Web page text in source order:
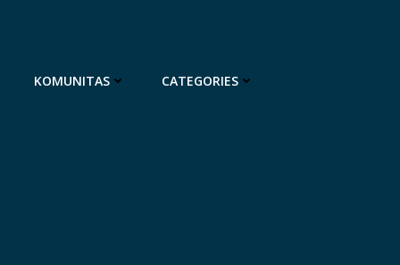
KOMUNITAS CATEGORIES